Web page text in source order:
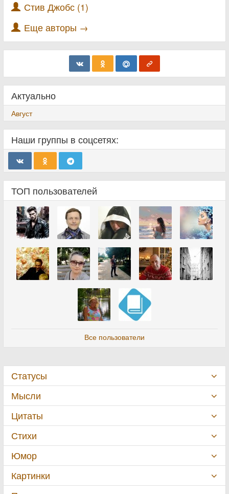
Стив Джобс (1)
Еще авторы →
Актуально
Август
Наши группы в соцсетях:
ТОП пользователей
Все пользователи
Статусы
Мысли
Цитаты
Стихи
Юмор
Картинки